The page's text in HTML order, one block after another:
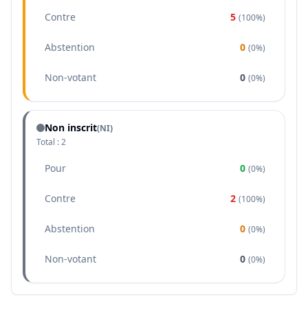
Contre 5 (100%)
Abstention 0 (0%)
Non-votant 0 (0%)
Non inscrit(NI)
Total :2
Pour 0 (0%)
Contre 2 (100%)
Abstention 0 (0%)
Non-votant 0 (0%)